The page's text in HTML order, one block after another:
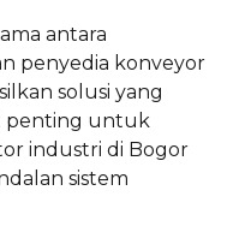
antara
penyedia konveyor
solusi yang
penting untuk
industri di Bogor
sistem